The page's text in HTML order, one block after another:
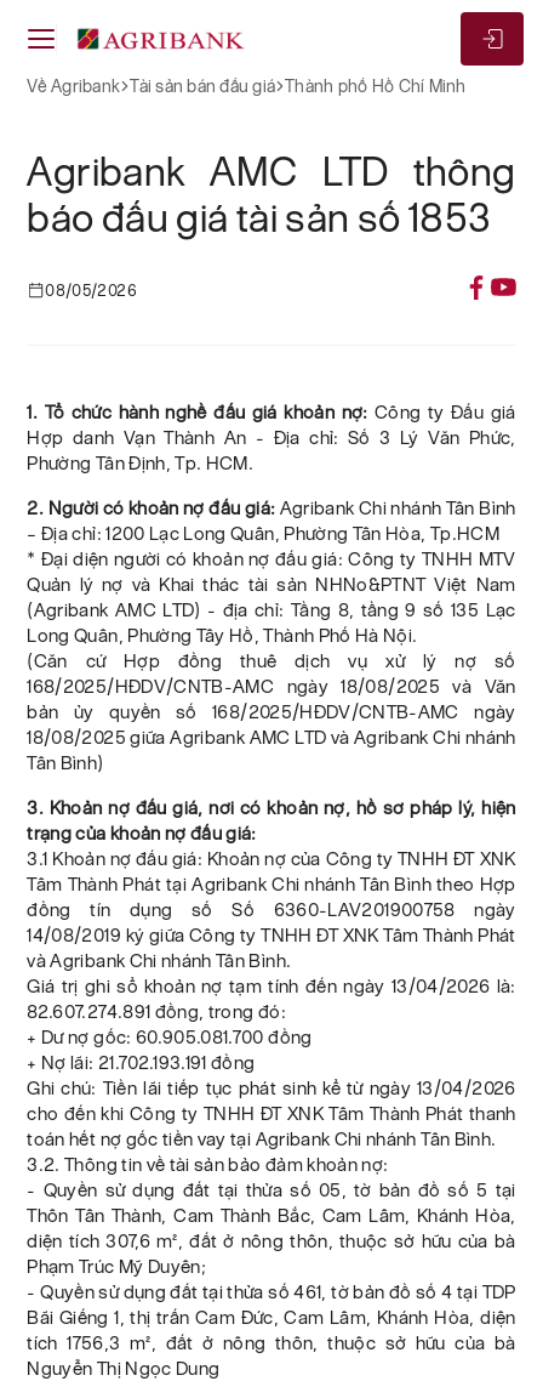
Về Agribank Tài sản bán đấu giá Thành phố Hồ Chí Minh
Agribank AMC LTD thông
báo đấu giá tài sản số 1853
08/05/2026
1. Tổ chức hành nghề đấu giá khoản nợ:Công ty Đấu giá
Hợp danh Vạn Thành An - Địa chỉ: Số 3 Lý Văn Phức,
Phường Tân Định, Tp. HCM.
2. Người có khoản nợ đấu giá: Agribank Chi nhánh Tân Bình
– Địa chỉ: 1200 Lạc Long Quân, Phường Tân Hòa, Tp.HCM
* Đại diện người có khoản nợ đấu giá: Công ty TNHH MTV
Quản lý nợ và Khai thác tài sản NHNo&PTNT Việt Nam
(Agribank AMC LTD) - địa chỉ: Tầng 8, tầng 9 số 135 Lạc
Long Quân, Phường Tây Hồ, Thành Phố Hà Nội.
(Căn cứ Hợp đồng thuê dịch vụ xử lý nợ số
168/2025/HĐDV/CNTB-AMC ngày 18/08/2025 và Văn
bản ủy quyền số 168/2025/HĐDV/CNTB-AMC ngày
18/08/2025 giữa Agribank AMC LTD và Agribank Chi nhánh
Tân Bình)
3. Khoản nợ đấu giá, nơi có khoản nợ, hồ sơ pháp lý, hiện
trạng của khoản nợ đấu giá:
3.1 Khoản nợ đấu giá: Khoản nợ của Công ty TNHH ĐT XNK
Tâm Thành Phát tại Agribank Chi nhánh Tân Bình theo Hợp
đồng tín dụng số Số 6360-LAV201900758 ngày
14/08/2019 ký giữa Công ty TNHH ĐT XNK Tâm Thành Phát
và Agribank Chi nhánh Tân Bình.
Giá trị ghi sổ khoản nợ tạm tính đến ngày 13/04/2026 là:
82.607.274.891 đồng, trong đó:
+ Dư nợ gốc: 60.905.081.700 đồng
+ Nợ lãi: 21.702.193.191 đồng
Ghi chú: Tiền lãi tiếp tục phát sinh kể từ ngày 13/04/2026
cho đến khi Công ty TNHH ĐT XNK Tâm Thành Phát thanh
toán hết nợ gốc tiền vay tại Agribank Chi nhánh Tân Bình.
3.2. Thông tin về tài sản bảo đảm khoản nợ:
- Quyền sử dụng đất tại thửa số 05, tờ bản đồ số 5 tại
Thôn Tân Thành, Cam Thành Bắc, Cam Lâm, Khánh Hòa,
diện tích 307,6 m², đất ở nông thôn, thuộc sở hữu của bà
Phạm Trúc Mỹ Duyên;
- Quyền sử dụng đất tại thửa số 461, tờ bản đồ số 4 tại TDP
Bãi Giếng 1, thị trấn Cam Đức, Cam Lâm, Khánh Hòa, diện
tích 1756,3 m², đất ở nông thôn, thuộc sở hữu của bà
Nguyễn Thị Ngọc Dung